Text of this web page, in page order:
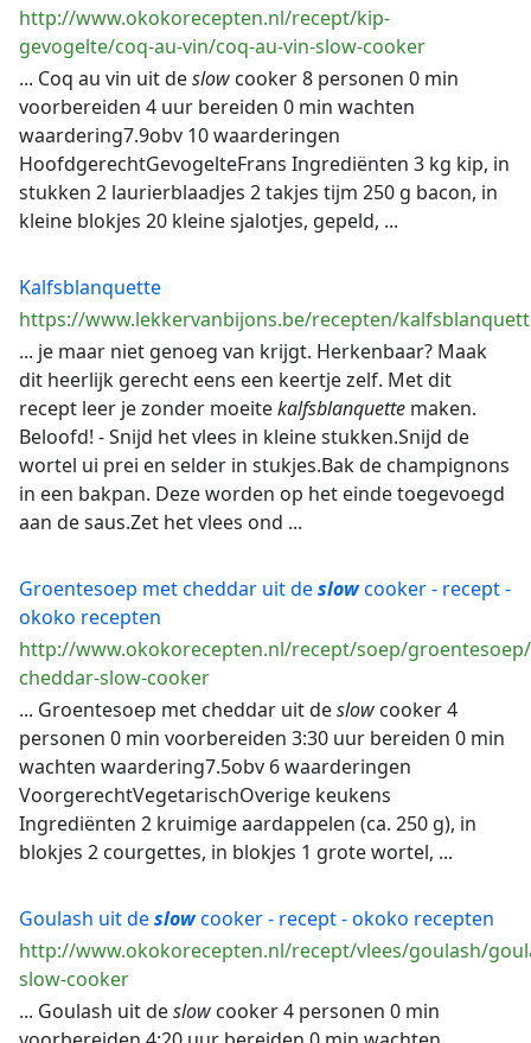
http://www.okokorecepten.nl/recept/kip-
gevogelte/coq-au-vin/coq-au-vin-slow-cooker
... Coq au vin uit deslow cooker 8 personen 0 min
voorbereiden 4 uur bereiden 0 min wachten
waardering7.9obv 10 waarderingen
HoofdgerechtGevogelteFrans Ingrediënten 3 kg kip, in
stukken 2 laurierblaadjes 2 takjes tijm 250 g bacon, in
kleine blokjes 20 kleine sjalotjes, gepeld, ...
Kalfsblanquette
https://www.lekkervanbijons.be/recepten/
... je maar niet genoeg van krijgt. Herkenbaar? Maak
dit heerlijk gerecht eens een keertje zelf. Met dit
recept leer je zonder moeitekalfsblanquette maken.
Beloofd! - Snijd het vlees in kleine stukken.Snijd de
wortel ui prei en selder in stukjes.Bak de champignons
in een bakpan. Deze worden op het einde toegevoegd
aan de saus.Zet het vlees ond ...
Groentesoep met cheddar uit deslowcooker - recept -
okoko recepten
http://www.okokorecepten.nl/recept/soep/
cheddar-slow-cooker
... Groentesoep met cheddar uit deslow cooker 4
personen 0 min voorbereiden 3:30 uur bereiden 0 min
wachten waardering7.5obv 6 waarderingen
VoorgerechtVegetarischOverige keukens
Ingrediënten 2 kruimige aardappelen (ca. 250 g), in
blokjes 2 courgettes, in blokjes 1 grote wortel, ...
Goulash uit deslowcooker - recept - okoko recepten
http://www.okokorecepten.nl/recept/vlees/goulash/
slow-cooker
... Goulash uit deslow cooker 4 personen 0 min